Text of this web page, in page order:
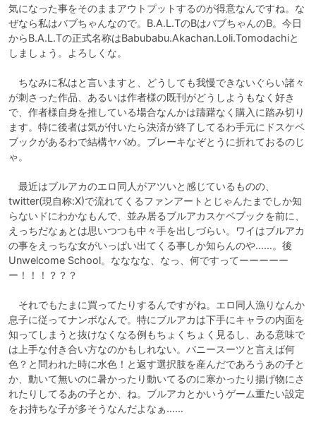
気になった事をそのままアウトプットするのが得意なんですね。な
ぜなら私はバブちゃんなので。B.A.L.TのBはバブちゃんのB。今日
からB.A.L.Tの正式名称はBabubabu.Akachan.Loli.Tomodachiと
しましょう。よろしくな。
ちなみに私はと言いますと、どうしても我慢できないぐらい諸々
が刺さった作品、あるいは作者様の既刊がどうしようもなく好き
で、作者様自身を推している場合なんかは躊躇なく購入に踏み切り
ます。特に後者は気が付いたら決済が終了してるわ手元にドスケベ
ブックがあるわで結構ヤバめ。ブレーキなぞとうに折れておるのじ
ゃ。
最近はブルアカのエロ同人がアツいと感じているものの、
twitter(現自称:X)で流れてくるファンアートとじゃんたまでしか知
らないドにわかなもんで、並み居るブルアカスケベブックを前に、
えっちだなぁとは思いつつも中々手を出しづらい。ワイはブルアカ
の事をえっちな女がいっぱい出てくる事しか知らんのや……。後
Unwelcome School。なななな、なっ、何ですってーーーーー
ー！！！？？？
それでもたまに買ってたりするんですがね。エロ同人漁りなんか
息子に従ってナンボなんで。特にブルアカは下手にキャラの内面を
知ってしまうと抜けなくなる例もちょくちょく見るし、ある意味で
は上手な付き合い方なのかもしれない。バニースーツと言えば何
色？と問われた時に水色！と返す選択肢を産んだであろうあの子と
か、動いて無いのに暑かったり動いてるのに寒かったり揚げ物にさ
れたりしてるあの子とか、ね。ブルアカとかいうゲーム重たい設定
をお持ちな子が多そうなんだよなぁ……